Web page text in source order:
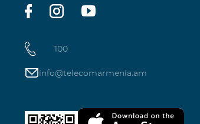
100
info@telecomarmenia.am